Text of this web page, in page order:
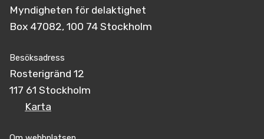
Myndigheten för delaktighet
Box 47082, 100 74 Stockholm
Besöksadress
Rosterigränd 12
117 61 Stockholm
Karta